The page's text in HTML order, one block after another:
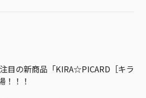
目の新商品「KIRA☆PICARD［キラ
！！！